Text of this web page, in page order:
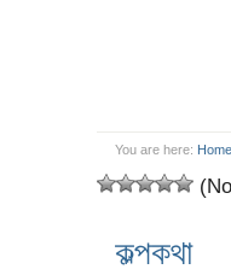
You are here: Home
(No
কল্পকথা